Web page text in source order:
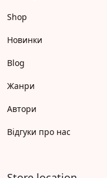
Shop
Новинки
Blog
Жанри
Автори
Відгуки про нас